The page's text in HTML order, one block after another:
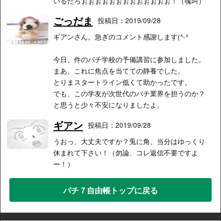
ごっだま
投稿日：2019/09/28
ギアンさん。急ぎのコメント感謝します(^-^
今日、件のパチ学校の予備講習に参加しました。
まあ、これに焦点を当てての静養でした。
とりまスタートライン低くて助かったです。
でも、この学友が次世代のパチ業界を担うのか？
と思うと少々不安になりましたよ。
ギアン 投稿日：2019/09/28
うおっ、大丈夫ですか？兎に角、当分はゆっくり
休まれて下さい！（勿論、コレ返信不要ですよ
ー！）
パチ７自由帳トップに戻る